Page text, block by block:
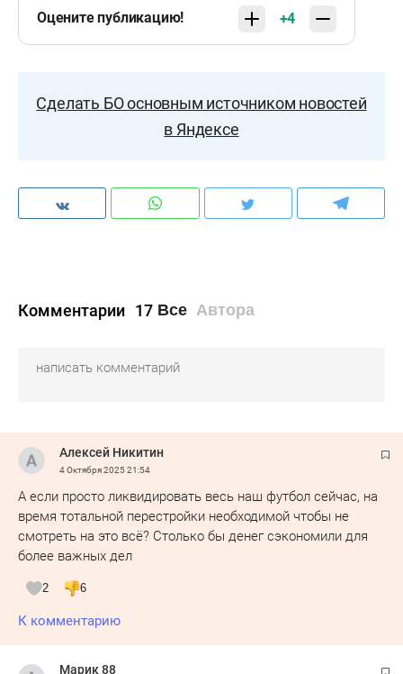
Оцените публикацию! +4
Сделать БО основным источником новостей
в Яндексе
Комментарии 17 Все Автора
Алексей Никитин
4 Октября 202521:54
А если просто ликвидировать весь наш футбол сейчас, на
время тотальной перестройки необходимой чтобы не
смотреть на это всё? Столько бы денег сэкономили для
более важных дел
2 6
К комментарию
Марик 88